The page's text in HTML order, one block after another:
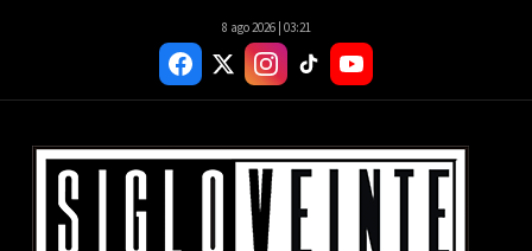
8 ago 2026 | 03:21